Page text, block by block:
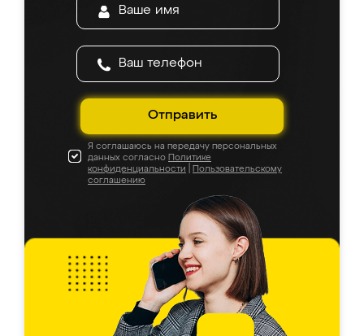
Отправить
Я соглашаюсь на передачу персональных
данных согласно Политике
конфиденциальности
Пользовательскому
соглашению